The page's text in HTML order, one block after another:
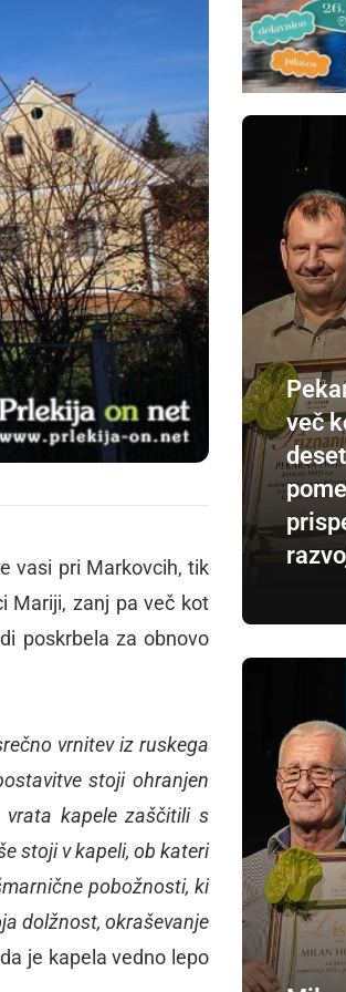
vasi pri Markovcih, tik
Mariji, zanj pa več kot
poskrbela za obnovo
vrnitev iz ruskega
stoji ohranjen
vrata kapele zaščitili s
stoji v kapeli, ob kateri
pobožnosti, ki
dolžnost, okraševanje
je kapela vedno lepo
več